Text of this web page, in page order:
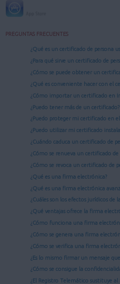
PREGUNTAS FRECUENTES
¿Qué es un certificado de persona
¿Para qué sirve un certificado de
¿Cómo se puede obtener un
¿Qué es conveniente hacer con el
¿Cómo importar un certificado en
¿Puedo tener más de un certificado?
¿Puedo proteger mi certificado en el
¿Puedo utilizar mi certificado
¿Cuándo caduca un certificado de
¿Cómo se renueva un certificado de
¿Cómo se revoca un certificado de
¿Qué es una firma electrónica?
¿Qué es una firma electrónica
¿Cuáles son los efectos jurídicos de
¿Qué ventajas ofrece la firma
¿Cómo funciona una firma
¿Cómo se genera una firma
¿Cómo se verifica una firma
¿Es lo mismo firmar un mensaje
¿Cómo se consigue la
¿El Registro Telemático sustituye al